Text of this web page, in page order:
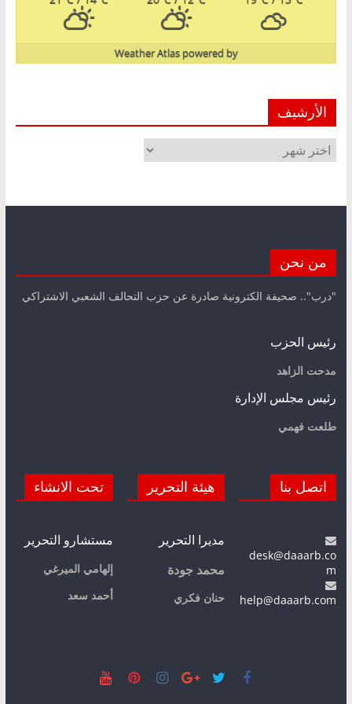
powered by
Weather Atlas
الأرشيف
الأرشيف
من نحن
"درب".. صحيفة الكترونية صادرة عن حزب التحالف الشعبي الاشتراكي
رئيس الحزب
مدحت الزاهد
رئيس مجلس الإدارة
طلعت فهمي
اتصل بنا
desk@daaarb.co
m
help@daaarb.com
هيئة التحرير
مديرا التحرير
محمد جودة
حنان فكري
تحت الانشاء
مستشارو التحرير
إلهامي الميرغي
أحمد سعد